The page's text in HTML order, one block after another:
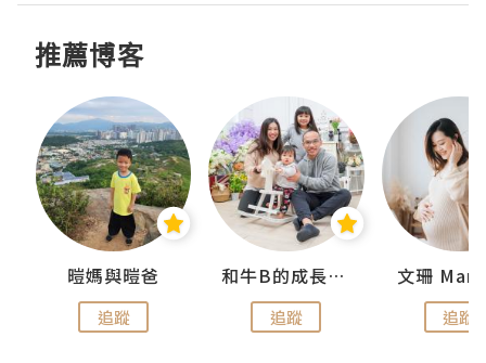
推薦博客
暟媽與暟爸
追蹤
和牛B的成長日記
追蹤
文珊
追蹤